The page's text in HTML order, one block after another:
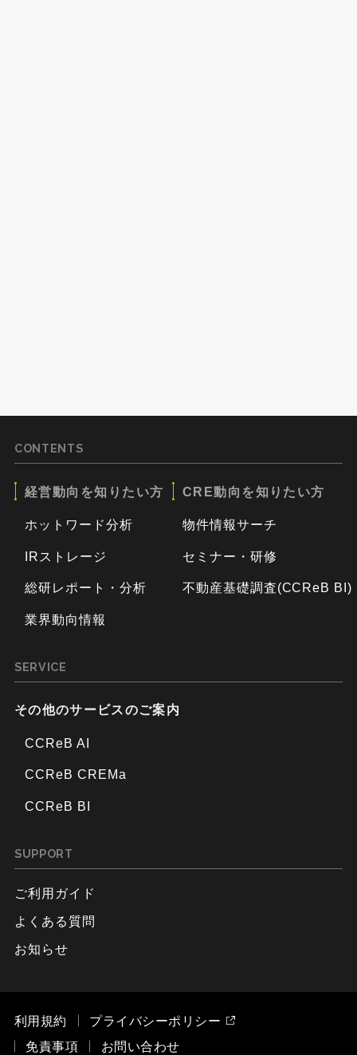
CONTENTS
経営動向を知りたい方
ホットワード分析
IRストレージ
総研レポート・分析
業界動向情報
CRE動向を知りたい方
物件情報サーチ
セミナー・研修
不動産基礎調査(CCReB BI)
SERVICE
その他のサービスのご案内
CCReB AI
CCReB CREMa
CCReB BI
SUPPORT
ご利用ガイド
よくある質問
お知らせ
利用規約
プライバシーポリシー
免責事項
お問い合わせ